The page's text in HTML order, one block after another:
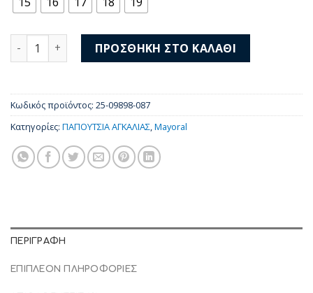
16,00 €.
Mayoral Παπούτσια Aγκαλιάς 25-09898-087 ποσότητα
ΠΡΟΣΘΉΚΗ ΣΤΟ ΚΑΛΆΘΙ
Κωδικός προϊόντος: 25-09898-087
Κατηγορίες: ΠΑΠΟΥΤΣΙΑ ΑΓΚΑΛΙΑΣ Mayoral
ΠΕΡΙΓΡΑΦΉ
ΕΠΙΠΛΈΟΝ ΠΛΗΡΟΦΟΡΊΕΣ